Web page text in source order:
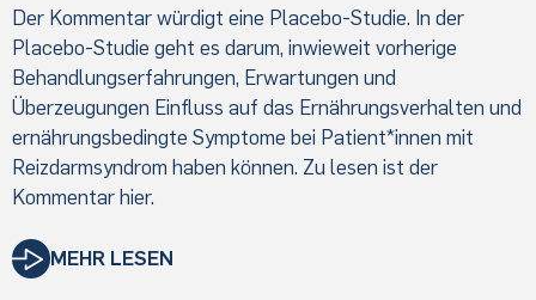
Der Kommentar würdigt eine Placebo-Studie. In der
Placebo-Studie geht es darum, inwieweit vorherige
Behandlungserfahrungen, Erwartungen und
Überzeugungen Einfluss auf das Ernährungsverhalten und
ernährungsbedingte Symptome bei Patient*innen mit
Reizdarmsyndrom haben können. Zu lesen ist der
Kommentar hier.
MEHR LESEN